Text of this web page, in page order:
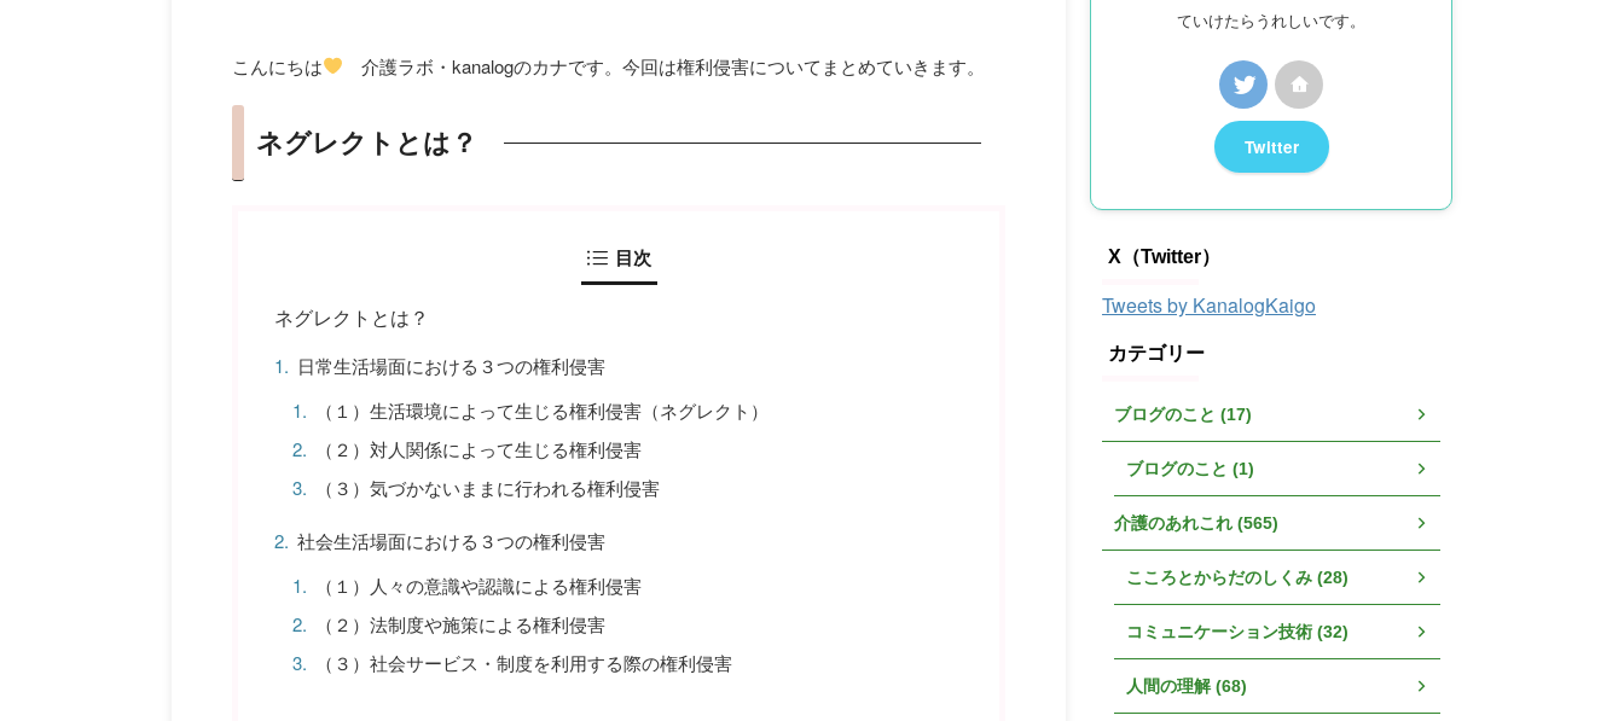
こんにちは 介護ラボ・kanalogのカナです。今回は権利侵害についてまとめていきます。
ネグレクトとは？
目次
ネグレクトとは？
日常生活場面における３つの権利侵害
（１）生活環境によって生じる権利侵害（ネグレクト）
（２）対人関係によって生じる権利侵害
（３）気づかないままに行われる権利侵害
社会生活場面における３つの権利侵害
（１）人々の意識や認識による権利侵害
（２）法制度や施策による権利侵害
（３）社会サービス・制度を利用する際の権利侵害
ていけたらうれしいです。
Twitter
X（Twitter）
Tweets by KanalogKaigo
カテゴリー
ブログのこと (17)
ブログのこと (1)
介護のあれこれ (565)
こころとからだのしくみ (28)
コミュニケーション技術 (32)
人間の理解 (68)